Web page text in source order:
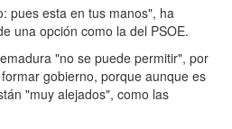
pues esta en tus manos", ha
una opción como la del PSOE.
"no se puede permitir", por
gobierno, porque aunque es
"muy alejados", como las